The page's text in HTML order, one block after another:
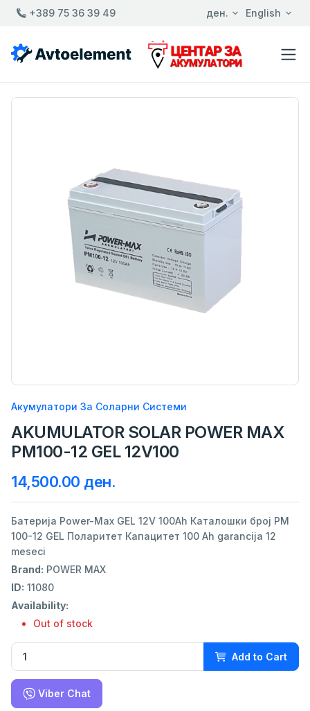
+389 75 36 39 49 ден. English
Акумулатори За Соларни Системи
AKUMULATOR SOLAR POWER MAX
PM100-12 GEL 12V100
14,500.00 ден.
Батерија Power-Max GEL 12V 100Ah Каталошки број PM
100-12 GEL Поларитет Капацитет 100 Ah garancija 12
meseci
Brand: POWER MAX
ID: 11080
Availability:
Out of stock
Add to Cart
Viber Chat